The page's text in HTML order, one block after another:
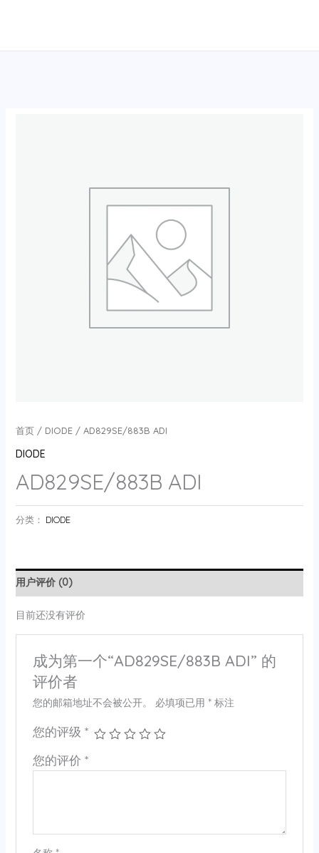
首页/ DIODE/ AD829SE/883B ADI
DIODE
AD829SE/883B ADI
分类： DIODE
用户评价 (0)
目前还没有评价
成为第一个“AD829SE/883B ADI” 的
评价者
您的邮箱地址不会被公开。 必填项已用 *标注
您的评级 *
您的评价 *